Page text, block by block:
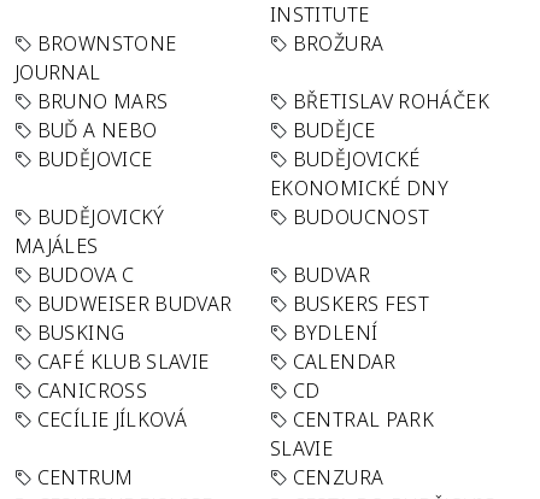
INSTITUTE
BROWNSTONE
JOURNAL
BROŽURA
BRUNO MARS
BŘETISLAV ROHÁČEK
BUĎ A NEBO
BUDĚJCE
BUDĚJOVICE
BUDĚJOVICKÉ
EKONOMICKÉ DNY
BUDĚJOVICKÝ
MAJÁLES
BUDOUCNOST
BUDOVA C
BUDVAR
BUDWEISER BUDVAR
BUSKERS FEST
BUSKING
BYDLENÍ
CAFÉ KLUB SLAVIE
CALENDAR
CANICROSS
CD
CECÍLIE JÍLKOVÁ
CENTRAL PARK
SLAVIE
CENTRUM
CENZURA